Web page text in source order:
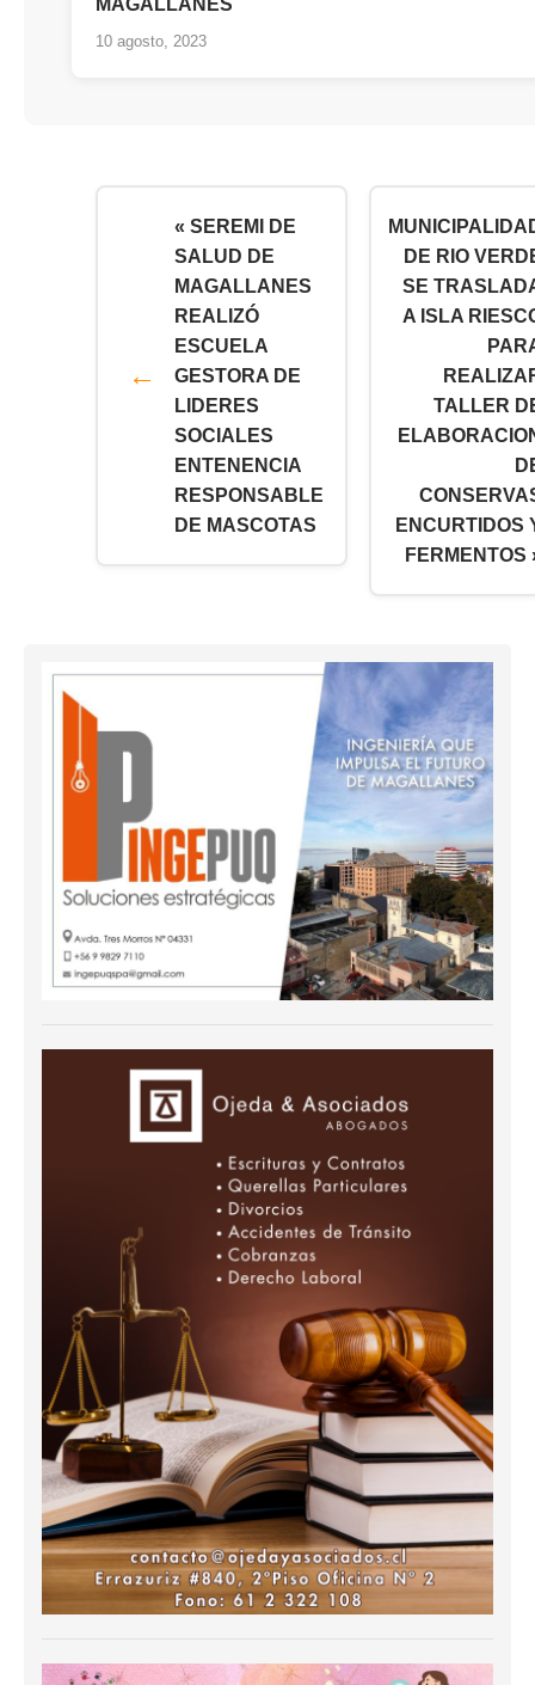
10 agosto, 2023
« SEREMI DE
SALUD DE
MAGALLANES
REALIZÓ
ESCUELA
GESTORA DE
LIDERES
SOCIALES
ENTENENCIA
RESPONSABLE
DE MASCOTAS
DE RIO
SE
A ISLA
TALLER
ENCURTIDOS
FERMENTOS